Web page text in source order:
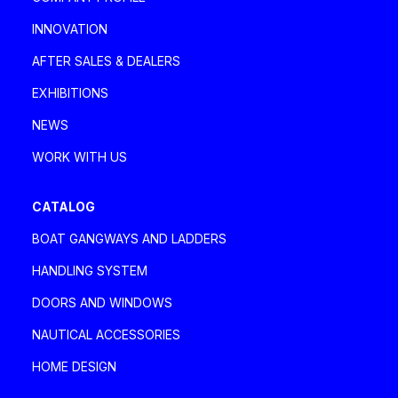
davaboatservice@gmail.com
DEA MARINE SRLS
Via degli Ulivi 2, 55049 Viareggio Viareggio
deamarinesrls@gmail.com
DENPAR MAKINA SAN. VE TIC A.Ş.
Özbek Sokak No.1 Kavacık, Beykoz Istanbul
Istanbul
INNOVATION
AFTER SALES & DEALERS
EXHIBITIONS
NEWS
WORK WITH US
CATALOG
BOAT GANGWAYS AND LADDERS
HANDLING SYSTEM
DOORS AND WINDOWS
NAUTICAL ACCESSORIES
HOME DESIGN